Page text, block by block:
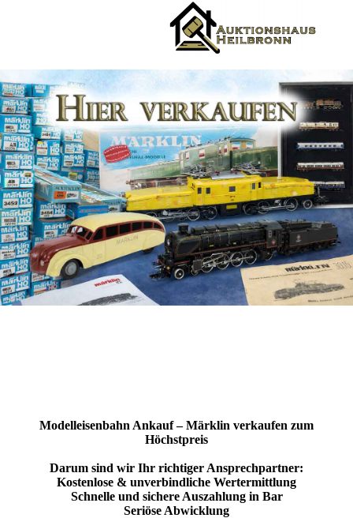
Modelleisenbahn Ankauf – Märklin verkaufen zum
Höchstpreis
Darum sind wir Ihr richtiger Ansprechpartner:
Kostenlose & unverbindliche Wertermittlung
Schnelle und sichere Auszahlung in Bar
Seriöse Abwicklung